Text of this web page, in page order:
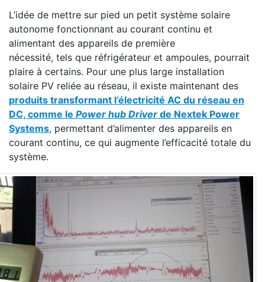
L’idée de mettre sur pied un petit système solaire
autonome fonctionnant au courant continu et
alimentant des appareils de première
nécessité, tels que réfrigérateur et ampoules, pourrait
plaire à certains. Pour une plus large installation
solaire PV reliée au réseau, il existe maintenant des
produits transformant l’électricité AC du réseau en
DC, comme le Power hub Driver de Nextek Power
Systems, permettant d’alimenter des appareils en
courant continu, ce qui augmente l’efficacité totale du
système.